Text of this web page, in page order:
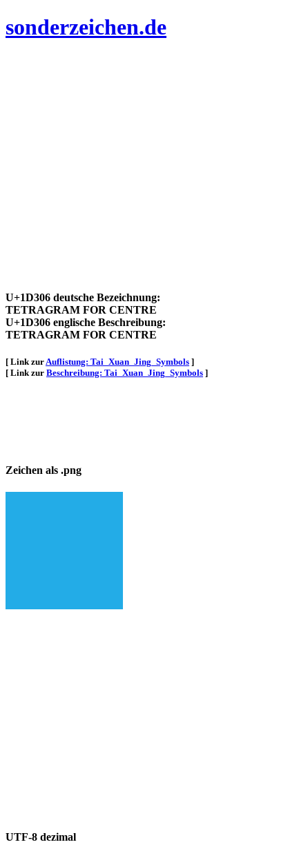
sonderzeichen.de
U+1D306 deutsche Bezeichnung:
TETRAGRAM FOR CENTRE
U+1D306 englische Beschreibung:
TETRAGRAM FOR CENTRE
[ Link zurAuflistung: Tai_Xuan_Jing_Symbols ]
[ Link zur Beschreibung: Tai_Xuan_Jing_Symbols ]
Zeichen als .png
UTF-8 dezimal